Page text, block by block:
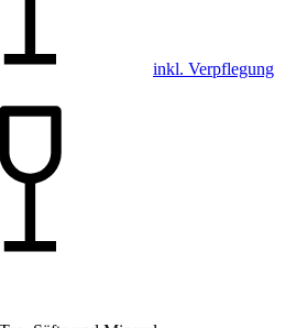
inkl. Verpflegung